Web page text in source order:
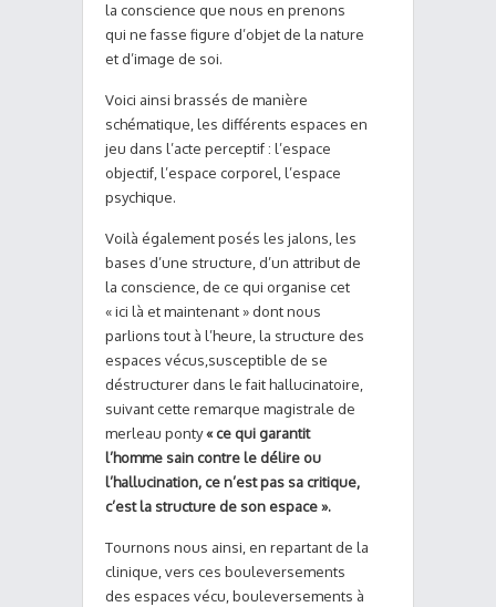
la conscience que nous en prenons
qui ne fasse figure d’objet de la nature
et d’image de soi.
Voici ainsi brassés de manière
schématique, les différents espaces en
jeu dans l’acte perceptif : l’espace
objectif, l’espace corporel, l’espace
psychique.
Voilà également posés les jalons, les
bases d’une structure, d’un attribut de
la conscience, de ce qui organise cet
« ici là et maintenant » dont nous
parlions tout à l’heure, la structure des
espaces vécus,susceptible de se
déstructurer dans le fait hallucinatoire,
suivant cette remarque magistrale de
merleau ponty« ce qui garantit
l’homme sain contre le délire ou
l’hallucination, ce n’est pas sa critique,
c’est la structure de son espace ».
Tournons nous ainsi, en repartant de la
clinique, vers ces bouleversements
des espaces vécu, bouleversements à